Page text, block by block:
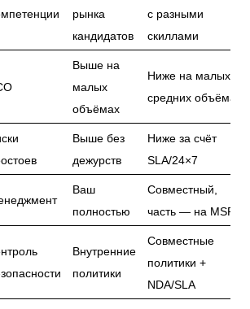
рынка
кандидатов
с разными
скиллами
Выше на
малых
объёмах
Ниже на малых/
средних объёмах
Выше без
дежурств
Ниже за счёт
SLA/24×7
Ваш
полностью
Совместный,
часть — на MSP
Внутренние
политики
Совместные
политики +
NDA/SLA